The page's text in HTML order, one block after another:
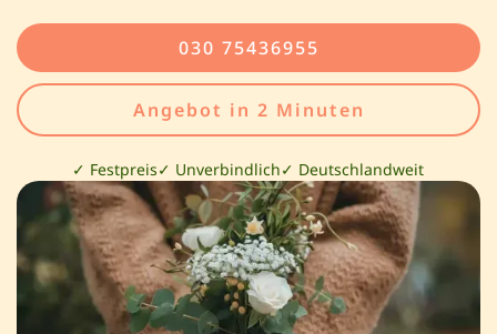
030 75436955
Angebot in 2 Minuten
✓ Festpreis✓ Unverbindlich✓ Deutschlandweit